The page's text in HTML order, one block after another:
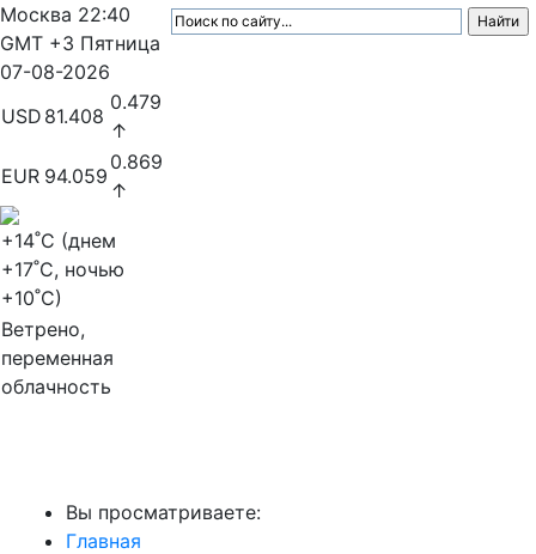
Москва 22:40
GMT +3 Пятница
07-08-2026
USD 81.408
0.479
↑
EUR 94.059
0.869
↑
+14˚C (днем
+17˚C, ночью
+10˚C)
Ветрено,
переменная
облачность
Вы просматриваете:
Главная